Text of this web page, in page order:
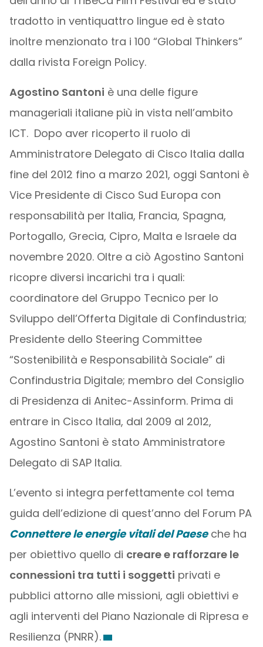
tradotto in ventiquattro lingue ed è stato
inoltre menzionato tra i 100 “Global Thinkers”
dalla rivista Foreign Policy.
Agostino Santoni è una delle figure
manageriali italiane più in vista nell’ambito
ICT. Dopo aver ricoperto il ruolo di
Amministratore Delegato di Cisco Italia dalla
fine del 2012 fino a marzo 2021, oggi Santoni è
Vice Presidente di Cisco Sud Europa con
responsabilità per Italia, Francia, Spagna,
Portogallo, Grecia, Cipro, Malta e Israele da
novembre 2020. Oltre a ciò Agostino Santoni
ricopre diversi incarichi tra i quali:
coordinatore del Gruppo Tecnico per lo
Sviluppo dell’Offerta Digitale di Confindustria;
Presidente dello Steering Committee
“Sostenibilità e Responsabilità Sociale” di
Confindustria Digitale; membro del Consiglio
di Presidenza di Anitec-Assinform. Prima di
entrare in Cisco Italia, dal 2009 al 2012,
Agostino Santoni è stato Amministratore
Delegato di SAP Italia.
L’evento si integra perfettamente col tema
guida dell’edizione di quest’anno del Forum PA
Connettere le energie vitali del Paeseche ha
per obiettivo quello di creare e rafforzare le
connessioni tra tutti i soggetti privati e
pubblici attorno alle missioni, agli obiettivi e
agli interventi del Piano Nazionale di Ripresa e
Resilienza (PNRR).